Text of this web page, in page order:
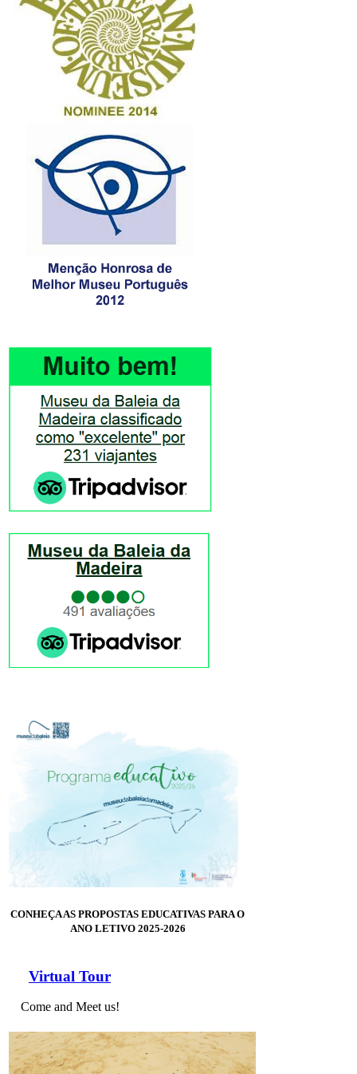
CONHEÇA AS PROPOSTAS EDUCATIVAS PARA O
ANO LETIVO 2025-2026
Virtual Tour
Come and Meet us!